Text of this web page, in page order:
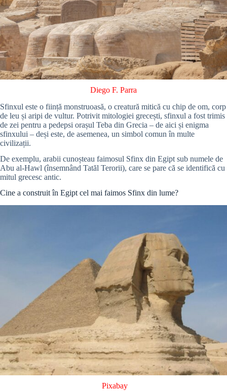
Diego F. Parra
Sfinxul este o ființă monstruoasă, o creatură mitică cu chip de om, corp
de leu și aripi de vultur. Potrivit mitologiei grecești, sfinxul a fost trimis
de zei pentru a pedepsi orașul Teba din Grecia – de aici și enigma
sfinxului – deși este, de asemenea, un simbol comun în multe
civilizații.
De exemplu, arabii cunoșteau faimosul Sfinx din Egipt sub numele de
Abu al-Hawl (însemnând Tatăl Terorii), care se pare că se identifică cu
mitul grecesc antic.
Cine a construit în Egipt cel mai faimos Sfinx din lume?
Pixabay